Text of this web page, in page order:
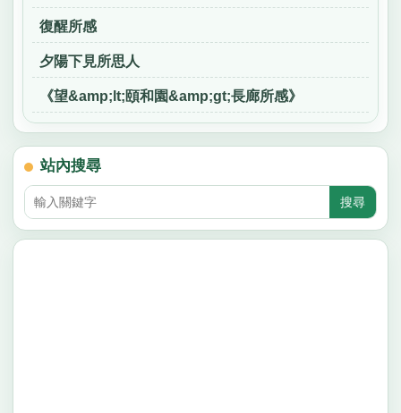
復醒所感
夕陽下見所思人
《望&amp;lt;頤和園&amp;gt;長廊所感》
站內搜尋